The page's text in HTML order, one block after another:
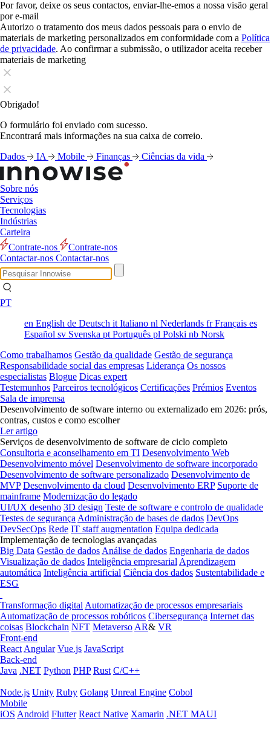
Por favor, deixe os seus contactos, enviar-lhe-emos a nossa visão geral
por e-mail
Autorizo o tratamento dos meus dados pessoais para o envio de
materiais de marketing personalizados em conformidade com a Política
de privacidade. Ao confirmar a submissão, o utilizador aceita receber
materiais de marketing
Obrigado!
O formulário foi enviado com sucesso.
Encontrará mais informações na sua caixa de correio.
Dados
IA Mobile Finanças Ciências da vida
Sobre nós
Serviços
Tecnologias
Indústrias
Carteira
Contrate-nos
Contrate-nos
Contactar-nos Contactar-nos
PT
en English de Deutsch it Italiano nl Nederlands frFrançais es
Español sv Svenska pt Português pl Polski nb Norsk
Como trabalhamos Gestão da qualidade Gestão de segurança
Responsabilidade social das empresas Liderança Os nossos
especialistas Blogue Dicas expert
Testemunhos Parceiros tecnológicos Certificações Prémios Eventos
Sala de imprensa
Desenvolvimento de software interno ou externalizado em 2026: prós,
contras, custos e como escolher
Ler artigo
Serviços de desenvolvimento de software de ciclo completo
Consultoria e aconselhamento em TI Desenvolvimento Web
Desenvolvimento móvel Desenvolvimento de software incorporado
Desenvolvimento de software personalizado Desenvolvimento de
MVP Desenvolvimento da cloud Desenvolvimento ERP Suporte de
mainframe Modernização do legado
UI/UX desenho 3D design Teste de software e controlo de qualidade
Testes de segurança Administração de bases de dados DevOps
DevSecOps Rede IT staff augmentation Equipa dedicada
Implementação de tecnologias avançadas
Big Data Gestão de dados Análise de dados Engenharia de dados
Visualização de dados Inteligência empresarial Aprendizagem
automática Inteligência artificial Ciência dos dados Sustentabilidade e
ESG
Transformação digital Automatização de processos empresariais
Automatização de processos robóticos Cibersegurança Internet das
coisas Blockchain NFT Metaverso AR& VR
Front-end
React Angular Vue.js JavaScript
Back-end
Java .NET Python PHP Rust C/C++
Node.js Unity Ruby Golang Unreal Engine Cobol
Mobile
iOS Android Flutter React Native Xamarin .NET MAUI